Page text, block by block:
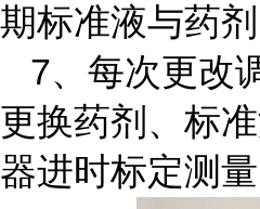
期标准液与药剂
7、每次更改
更换药剂、标
器进时标定测量